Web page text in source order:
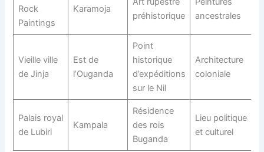
Rock
Paintings
Karamoja
préhistorique
ancestrales
Vieille ville
de Jinja
Est de
l’Ouganda
Point
historique
d’expéditions
sur le Nil
Architecture
coloniale
Palais royal
de Lubiri
Kampala
Résidence
des rois
Buganda
Lieu politique
et culturel